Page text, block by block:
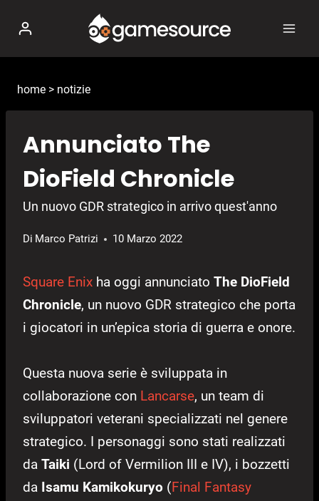
contenuto
home > notizie
Annunciato The
DioField Chronicle
Un nuovo GDR strategico in arrivo quest'anno
Di Marco Patrizi 10 Marzo 2022
Square Enix ha oggi annunciato The DioField
Chronicle, un nuovo GDR strategico che porta
i giocatori in un’epica storia di guerra e onore.
Questa nuova serie è sviluppata in
collaborazione con Lancarse, un team di
sviluppatori veterani specializzati nel genere
strategico. I personaggi sono stati realizzati
da Taiki (Lord of Vermilion III e IV), i bozzetti
da Isamu Kamikokuryo (Final Fantasy